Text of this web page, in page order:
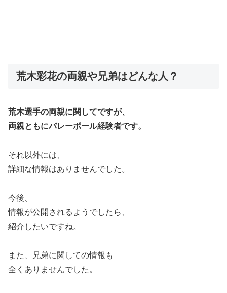
荒木彩花の両親や兄弟はどんな人？
荒木選手の両親に関してですが、
両親ともにバレーボール経験者です。
それ以外には、
詳細な情報はありませんでした。
今後、
情報が公開されるようでしたら、
紹介したいですね。
また、兄弟に関しての情報も
全くありませんでした。